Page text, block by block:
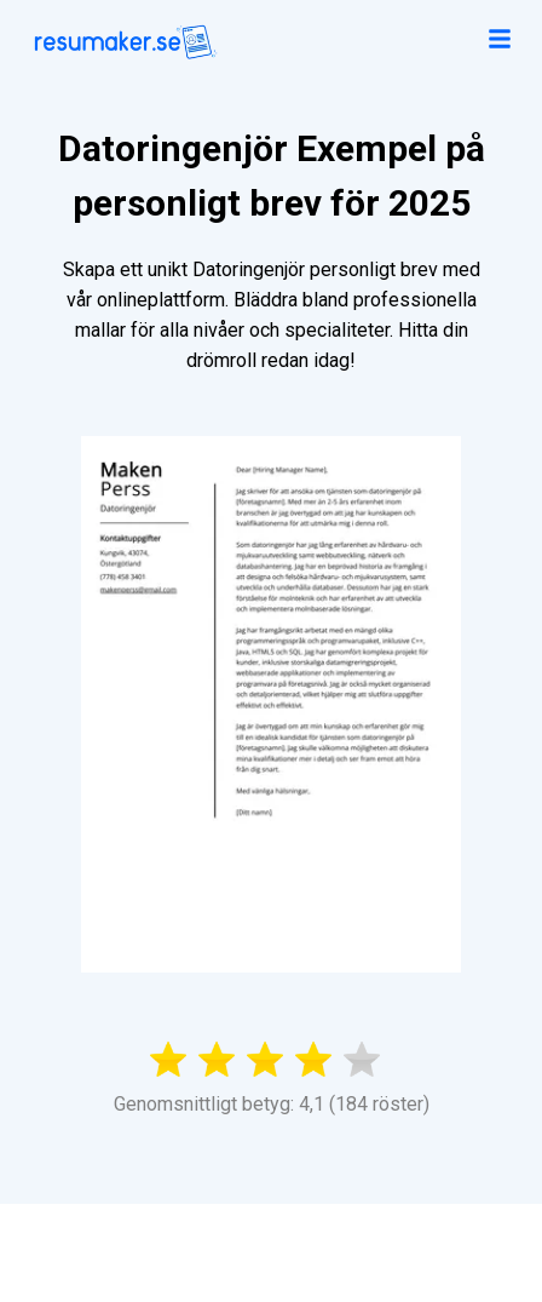
Datoringenjör Exempel på
personligt brev för 2025
Skapa ett unikt Datoringenjör personligt brev med
vår onlineplattform. Bläddra bland professionella
mallar för alla nivåer och specialiteter. Hitta din
drömroll redan idag!
Genomsnittligt betyg: 4,1 (184 röster)